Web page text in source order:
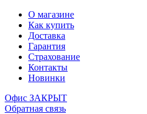
О магазине
Как купить
Доставка
Гарантия
Страхование
Контакты
Новинки
Офис ЗАКРЫТ
Обратная связь